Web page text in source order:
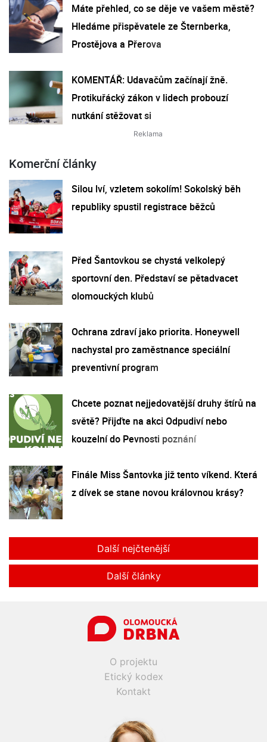
Máte přehled, co se děje ve vašem městě?
Hledáme přispěvatele ze Šternberka,
Prostějova a Přerova
KOMENTÁŘ: Udavačům začínají žně.
Protikuřácký zákon v lidech probouzí
nutkání stěžovat si
Komerční články
Silou lví, vzletem sokolím! Sokolský běh
republiky spustil registrace běžců
Před Šantovkou se chystá velkolepý
sportovní den. Představí se pětadvacet
olomouckých klubů
Ochrana zdraví jako priorita. Honeywell
nachystal pro zaměstnance speciální
preventivní program
Chcete poznat nejjedovatější druhy štírů na
světě? Přijďte na akci Odpudiví nebo
kouzelní do Pevnosti poznání
Finále Miss Šantovka již tento víkend. Která
z dívek se stane novou královnou krásy?
Další nejčtenější
Další články
O projektu
Etický kodex
Kontakt